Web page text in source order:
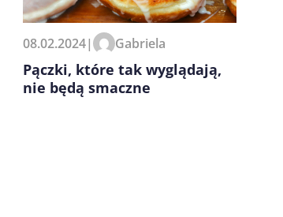
w tej przeglądarce podczas pisania
08.02.2024| Gabriela
Pączki, które tak wyglądają,
nie będą smaczne